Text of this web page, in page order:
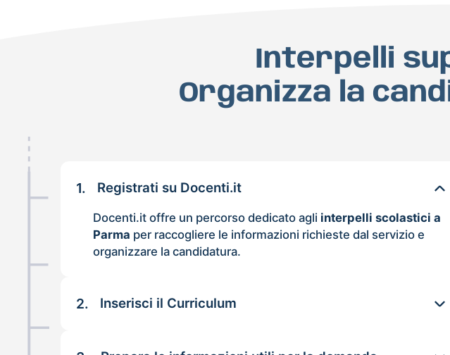
Interpelli
Organizza la
1. Registrati su Docenti.it
Docenti.it offre un percorso dedicato agli interpelli scolastici a
Parma per raccogliere le informazioni richieste dal servizio e
organizzare la candidatura.
2. Inserisci il Curriculum